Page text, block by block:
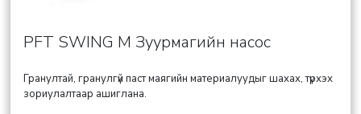
PFT SWING M Зуурмагийн насос
Гранултай, гранулгүй паст маягийн материалуудыг шахах, түрхэх
зориулалтаар ашиглана.